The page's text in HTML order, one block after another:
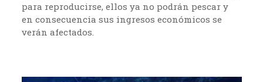
para reproducirse, ellos ya no podrán pescar y
en consecuencia sus ingresos económicos se
verán afectados.